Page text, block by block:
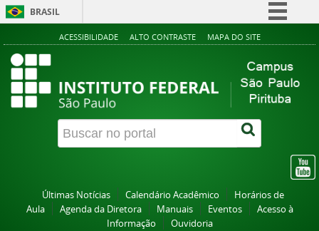
BRASIL
Simplifique!
Participe
Acesso à informação
Legislação
Canais
ACESSIBILIDADE ALTO CONTRASTE MAPA DO SITE
Últimas Notícias Calendário Acadêmico
Horários de
Aula
Agenda da Diretora Manuais Eventos
Acesso à
Informação
Ouvidoria